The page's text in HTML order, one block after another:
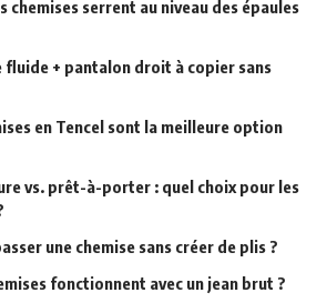
chemises serrent au niveau des épaules
fluide + pantalon droit à copier sans
en Tencel sont la meilleure option
vs. prêt-à-porter : quel choix pour les
une chemise sans créer de plis ?
fonctionnent avec un jean brut ?